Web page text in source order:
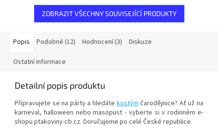
ZOBRAZIT VŠECHNY SOUVISEJÍCÍ PRODUKTY
Popis Podobné (12) Hodnocení (3) Diskuze
Ostatní informace
Detailní popis produktu
Připravujete se na párty a hledátekostýmčarodějnice? Ať už na
karneval, halloween nebo masopust - vyberte si v rodinném e-
shopu ptakoviny-cb.cz. Doručujeme po celé České republice.